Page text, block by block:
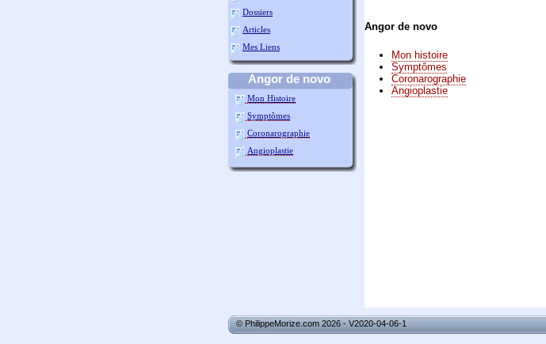
Dossiers
Articles
Mes Liens
Angor de novo
Mon Histoire
Symptômes
Coronarographie
Angioplastie
Angor de novo
Mon histoire
Symptômes
Coronarographie
Angioplastie
© PhilippeMorize.com 2026 - V2020-04-06-1